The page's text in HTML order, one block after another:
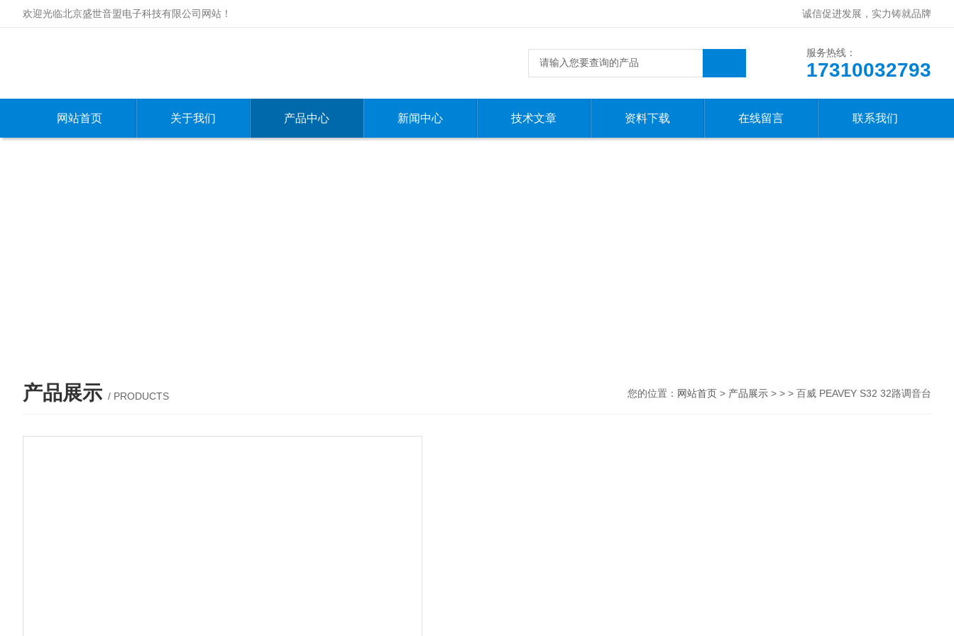
欢迎光临北京盛世音盟电子科技有限公司网站！ 诚信促进发展，实力铸就品牌
服务热线：
17310032793
网站首页 关于我们 产品中心 新闻中心 技术文章 资料下载 在线留言 联系我们
产品展示 / PRODUCTS 您的位置： 网站首页 > 产品展示 > > > 百威 PEAVEY S32 32路调音台